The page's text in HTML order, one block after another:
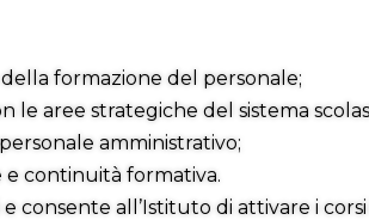
formazione del personale;
aree strategiche del sistema
amministrativo;
continuità formativa.
consente all’Istituto di attivare i